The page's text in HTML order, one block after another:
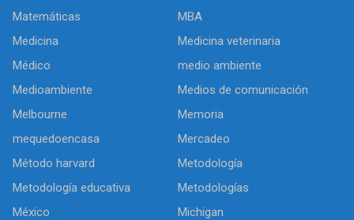
Matemáticas
MBA
Medicina
Medicina veterinaria
Médico
medio ambiente
Medioambiente
Medios de comunicación
Melbourne
Memoria
mequedoencasa
Mercadeo
Método harvard
Metodología
Metodología educativa
Metodologías
México
Michigan